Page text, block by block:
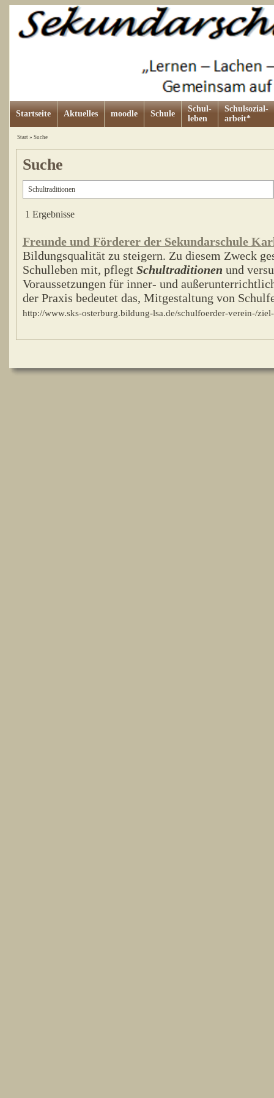
Startseite Aktuelles moodle Schule
Schul-
leben
Schulsozial-
arbeit*
Start» Suche
Suche
1 Ergebnisse
Freunde und Förderer der Sekundarschule
Bildungsqualität zu steigern. Zu diesem Zweck
Schulleben mit, pflegt Schultraditionen und
Voraussetzungen für inner- und
der Praxis bedeutet das, Mitgestaltung von
http://www.sks-osterburg.bildung-lsa.de/schulfoerder-verein-/